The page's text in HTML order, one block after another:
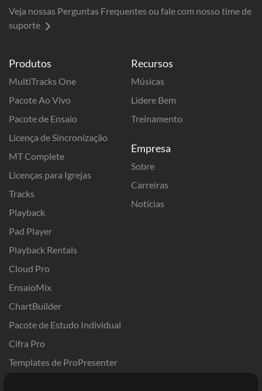
Produtos
MultiTracks One
Pacote Ao Vivo
Pacote de Ensaio
Licença de Sincronização
MT Complete
Licenças para Igrejas
Tracks
Playback
Pad Player
Playback Rentals
Cloud Pro
EnsaioMix
ChartBuilder
Pacote de Estudo Individual
Cifra Pro
Templates de ProPresenter
Recursos
Músicas
Lidere Bem
Treinamento
Empresa
Sobre
Carreiras
Notícias
Veja nossas Perguntas Frequentes ou fale com nosso time de
suporte